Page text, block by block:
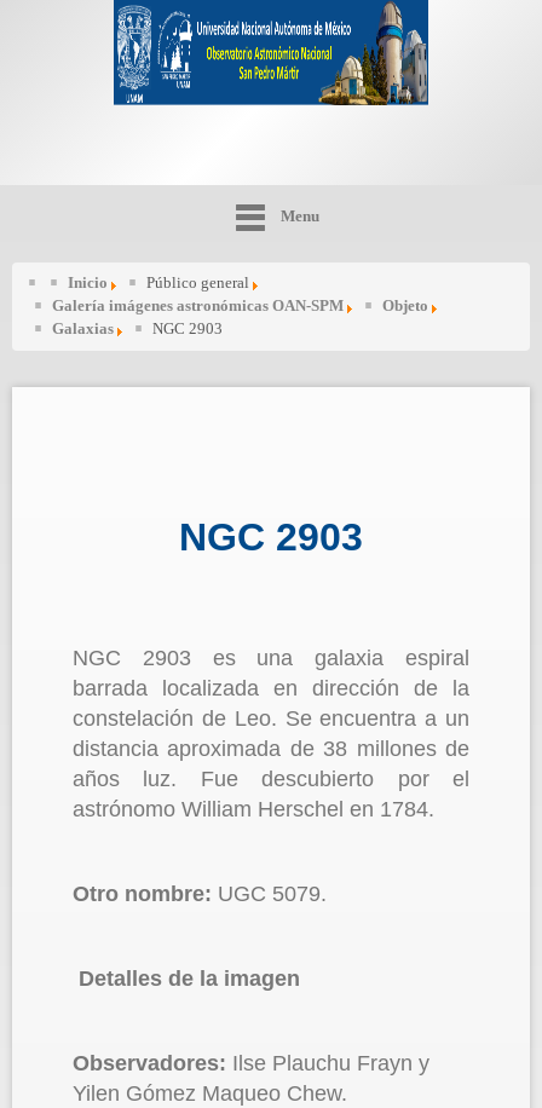
Menu
Inicio
Público general
Galería imágenes astronómicas OAN-SPM
Objeto
Galaxias
NGC 2903
NGC 2903
NGC 2903 es una galaxia espiral
barrada localizada en dirección de la
constelación de Leo. Se encuentra a un
distancia aproximada de 38 millones de
años luz. Fue descubierto por el
astrónomo William Herschel en 1784.
Otro nombre: UGC 5079.
Detalles de la imagen
Observadores: Ilse Plauchu Frayn y
Yilen Gómez Maqueo Chew.